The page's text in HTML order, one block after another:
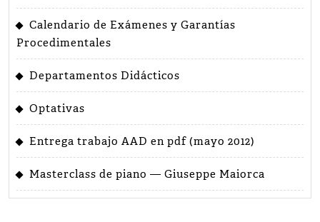
Calendario de Exámenes y Garantías
Procedimentales
Departamentos Didácticos
Optativas
Entrega trabajo AAD en pdf (mayo 2012)
Masterclass de piano — Giuseppe Maiorca